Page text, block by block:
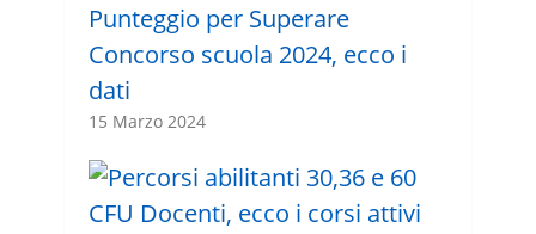
Punteggio per Superare
Concorso scuola 2024, ecco i
dati
15 Marzo 2024